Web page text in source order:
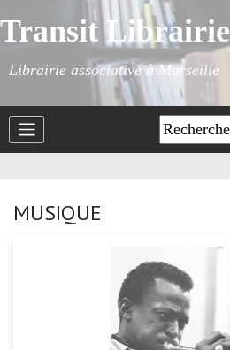
Transit Librairie
Librairie associative à Marseille
MUSIQUE